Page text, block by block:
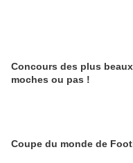
Concours des plus
moches ou pas !
Coupe du monde de